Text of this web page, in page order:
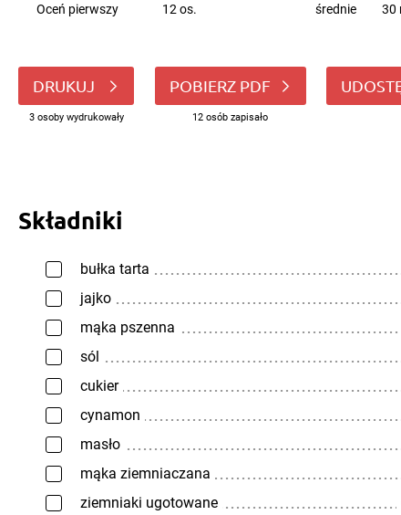
Oceń pierwszy 12 os. średnie 30
DRUKUJ
3 osoby wydrukowały
POBIERZ PDF
12 osób zapisało
Składniki
bułka tarta
jajko
mąka pszenna
sól
cukier
cynamon
masło
mąka ziemniaczana
ziemniaki ugotowane